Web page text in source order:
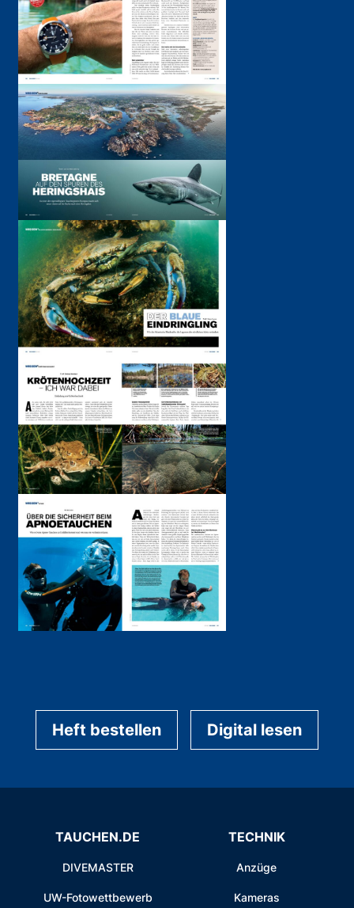
Heft bestellen Digital lesen
TAUCHEN.DE
DIVEMASTER
UW-Fotowettbewerb
TECHNIK
Anzüge
Kameras